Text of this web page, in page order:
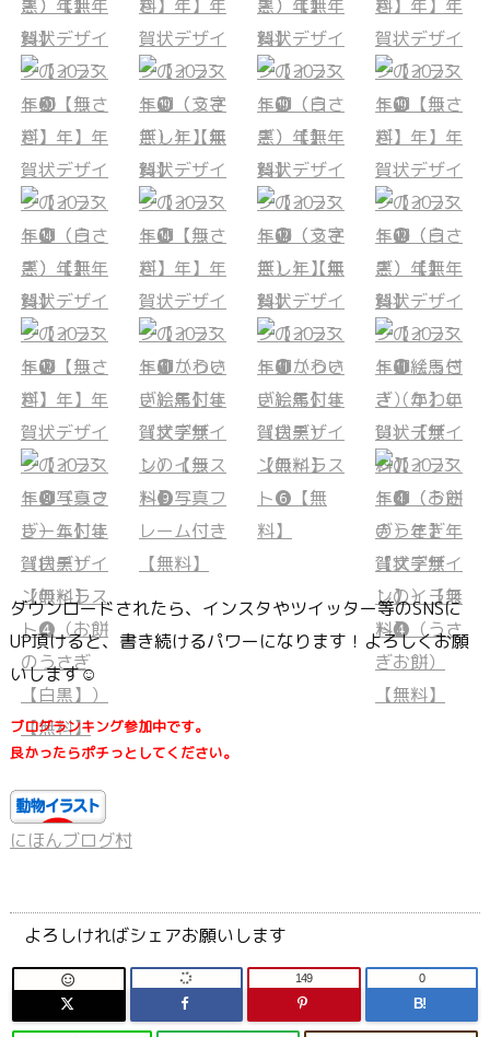
ダウンロードされたら、インスタやツイッター等のSNSに
UP頂けると、書き続けるパワーになります！よろしくお願
いします☺
ブログランキング参加中です。
良かったらポチっとしてください。
にほんブログ村
よろしければシェアお願いします
 149
B!
0